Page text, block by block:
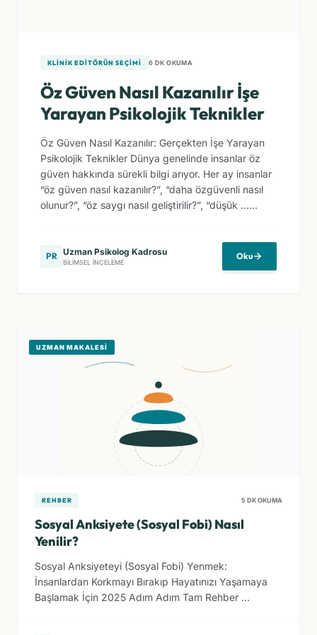
KLINIK EDITÖRÜN SEÇIMI 6 DK OKUMA
Öz Güven Nasıl Kazanılır İşe
Yarayan Psikolojik Teknikler
Öz Güven Nasıl Kazanılır: Gerçekten İşe Yarayan
Psikolojik Teknikler Dünya genelinde insanlar öz
güven hakkında sürekli bilgi arıyor. Her ay insanlar
“öz güven nasıl kazanılır?”, “daha özgüvenli nasıl
olunur?”, “öz saygı nasıl geliştirilir?”, “düşük ......
PR Uzman Psikolog Kadrosu
BILIMSEL İNCELEME
Oku
UZMAN MAKALESI
REHBER 5 DK OKUMA
Sosyal Anksiyete (Sosyal Fobi) Nasıl
Yenilir?
Sosyal Anksiyeteyi (Sosyal Fobi) Yenmek:
İnsanlardan Korkmayı Bırakıp Hayatınızı Yaşamaya
Başlamak İçin 2025 Adım Adım Tam Rehber ...